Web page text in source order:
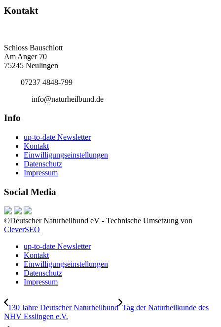
Kontakt
Schloss Bauschlott
Am Anger 70
75245 Neulingen
07237 4848-799
info@naturheilbund.de
Info
up-to-date Newsletter
Kontakt
Einwilligungseinstellungen
Datenschutz
Impressum
Social Media
©Deutscher Naturheilbund eV - Technische Umsetzung von
CleverSEO
up-to-date Newsletter
Kontakt
Einwilligungseinstellungen
Datenschutz
Impressum
130 Jahre Deutscher Naturheilbund Tag der Naturheilkunde des
NHV Esslingen e.V.